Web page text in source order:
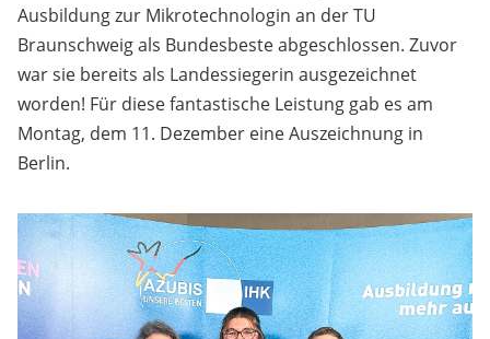
Ausbildung zur Mikrotechnologin an derTU
Braunschweigals Bundesbeste abgeschlossen. Zuvor
war sie bereits als Landessiegerin ausgezeichnet
worden! Für diese fantastische Leistung gab es am
Montag, dem 11. Dezember eine Auszeichnung in
Berlin.